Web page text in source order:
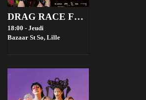
DRAG RACE FRANCE 4 VIEWING PARTIES - BAZAAR ST SO, LILLE
18:00 - Jeudi
Bazaar St So, Lille